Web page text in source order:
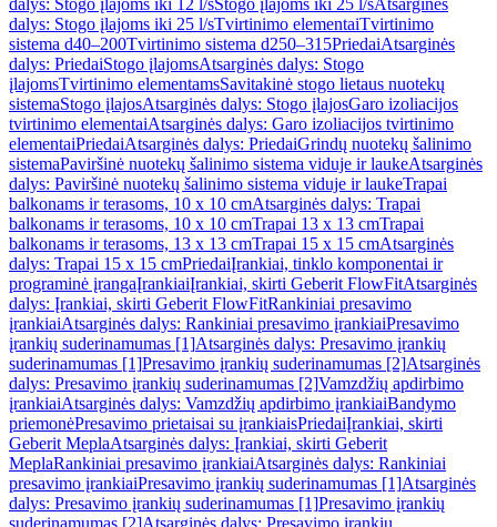
dalys: Stogo įlajoms iki 12 l/sStogo įlajoms iki 25 l/sAtsarginės
dalys: Stogo įlajoms iki 25 l/sTvirtinimo elementaiTvirtinimo
sistema d40–200Tvirtinimo sistema d250–315PriedaiAtsarginės
dalys: PriedaiStogo įlajomsAtsarginės dalys: Stogo
įlajomsTvirtinimo elementamsSavitakinė stogo lietaus nuotekų
sistemaStogo įlajosAtsarginės dalys: Stogo įlajosGaro izoliacijos
tvirtinimo elementaiAtsarginės dalys: Garo izoliacijos tvirtinimo
elementaiPriedaiAtsarginės dalys: PriedaiGrindų nuotekų šalinimo
sistemaPaviršinė nuotekų šalinimo sistema viduje ir laukeAtsarginės
dalys: Paviršinė nuotekų šalinimo sistema viduje ir laukeTrapai
balkonams ir terasoms, 10 x 10 cmAtsarginės dalys: Trapai
balkonams ir terasoms, 10 x 10 cmTrapai 13 x 13 cmTrapai
balkonams ir terasoms, 13 x 13 cmTrapai 15 x 15 cmAtsarginės
dalys: Trapai 15 x 15 cmPriedaiĮrankiai, tinklo komponentai ir
programinė įrangaĮrankiaiĮrankiai, skirti Geberit FlowFitAtsarginės
dalys: Įrankiai, skirti Geberit FlowFitRankiniai presavimo
įrankiaiAtsarginės dalys: Rankiniai presavimo įrankiaiPresavimo
įrankių suderinamumas [1]Atsarginės dalys: Presavimo įrankių
suderinamumas [1]Presavimo įrankių suderinamumas [2]Atsarginės
dalys: Presavimo įrankių suderinamumas [2]Vamzdžių apdirbimo
įrankiaiAtsarginės dalys: Vamzdžių apdirbimo įrankiaiBandymo
priemonėPresavimo prietaisai su įrankiaisPriedaiĮrankiai, skirti
Geberit MeplaAtsarginės dalys: Įrankiai, skirti Geberit
MeplaRankiniai presavimo įrankiaiAtsarginės dalys: Rankiniai
presavimo įrankiaiPresavimo įrankių suderinamumas [1]Atsarginės
dalys: Presavimo įrankių suderinamumas [1]Presavimo įrankių
suderinamumas [2]Atsarginės dalys: Presavimo įrankių